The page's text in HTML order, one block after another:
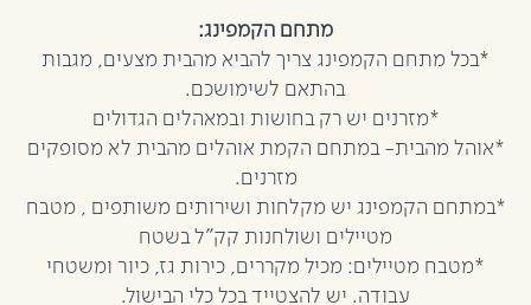
מתחם הקמפינג:
*בכל מתחם הקמפינג צריך להביא מהבית מצעים, מגבות
בהתאם לשימושכם.
*מזרנים יש רק בחושות ובמאהלים הגדולים
*אוהל מהבית- במתחם הקמת אוהלים מהבית לא מסופקים
מזרנים.
*במתחם הקמפינג יש מקלחות ושירותים משותפים , מטבח
מטיילים ושולחנות קק"ל בשטח
*מטבח מטיילים: מכיל מקררים, כירות גז, כיור ומשטחי
עבודה. יש להצטייד בכל כלי הבישול.